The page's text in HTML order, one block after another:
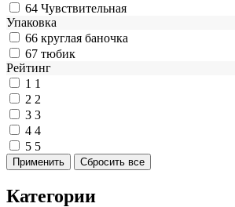
64 Чувствительная
Упаковка
66 круглая баночка
67 тюбик
Рейтинг
1 1
2 2
3 3
4 4
5 5
Категории